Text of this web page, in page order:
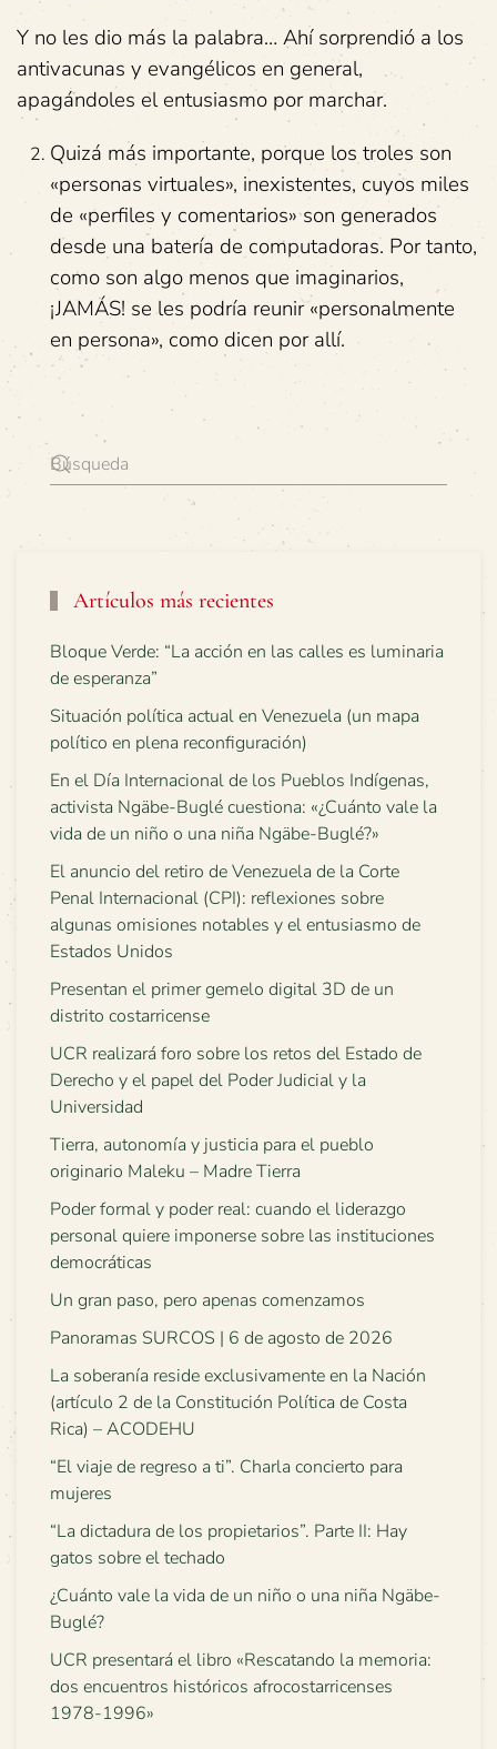
Y no les dio más la palabra… Ahí sorprendió a los
antivacunas y evangélicos en general,
apagándoles el entusiasmo por marchar.
Quizá más importante, porque los troles son
«personas virtuales», inexistentes, cuyos miles
de «perfiles y comentarios» son generados
desde una batería de computadoras. Por tanto,
como son algo menos que imaginarios,
¡JAMÁS! se les podría reunir «personalmente
en persona», como dicen por allí.
Artículos más recientes
Bloque Verde: “La acción en las calles es luminaria
de esperanza”
Situación política actual en Venezuela (un mapa
político en plena reconfiguración)
En el Día Internacional de los Pueblos Indígenas,
activista Ngäbe-Buglé cuestiona: «¿Cuánto vale la
vida de un niño o una niña Ngäbe-Buglé?»
El anuncio del retiro de Venezuela de la Corte
Penal Internacional (CPI): reflexiones sobre
algunas omisiones notables y el entusiasmo de
Estados Unidos
Presentan el primer gemelo digital 3D de un
distrito costarricense
UCR realizará foro sobre los retos del Estado de
Derecho y el papel del Poder Judicial y la
Universidad
Tierra, autonomía y justicia para el pueblo
originario Maleku – Madre Tierra
Poder formal y poder real: cuando el liderazgo
personal quiere imponerse sobre las instituciones
democráticas
Un gran paso, pero apenas comenzamos
Panoramas SURCOS | 6 de agosto de 2026
La soberanía reside exclusivamente en la Nación
(artículo 2 de la Constitución Política de Costa
Rica) – ACODEHU
“El viaje de regreso a ti”. Charla concierto para
mujeres
“La dictadura de los propietarios”. Parte II: Hay
gatos sobre el techado
¿Cuánto vale la vida de un niño o una niña Ngäbe-
Buglé?
UCR presentará el libro «Rescatando la memoria:
dos encuentros históricos afrocostarricenses
1978-1996»